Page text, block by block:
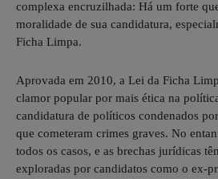
complexa encruzilhada: Há um forte
moralidade de sua candidatura,
Ficha Limpa.
Aprovada em 2010, a Lei da Ficha
clamor popular por mais ética na
candidatura de políticos condenados
que cometeram crimes graves. No
todos os casos, e as brechas jurídicas
exploradas por candidatos como o ex-